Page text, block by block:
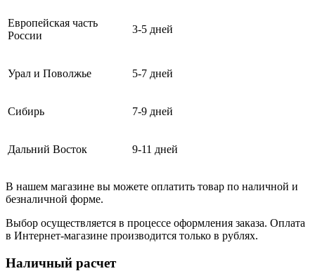
Европейская часть
России
3-5 дней
Урал и Поволжье 5-7 дней
Сибирь 7-9 дней
Дальний Восток 9-11 дней
В нашем магазине вы можете оплатить товар по наличной и
безналичной форме.
Выбор осуществляется в процессе оформления заказа. Оплата
в Интернет-магазине производится только в рублях.
Наличный расчет